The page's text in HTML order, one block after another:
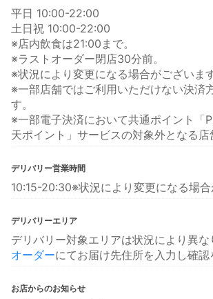
平日 10:00-22:00
土日祝 10:00-22:00
※店内飲食は21:00まで。
※ラストオーダー閉店30分前。
※状況により変更になる場合がございます
※一部店舗ではご利用いただけない決済
す。
※一部電子決済において共通ポイント「
天ポイント」サービスの対象外となる店
デリバリー営業時間
10:15-20:30※状況により変更になる場合
デリバリーエリア
デリバリー対象エリアは状況により異
オーダーにてお届け先住所を入力し確認
お店からのお知らせ